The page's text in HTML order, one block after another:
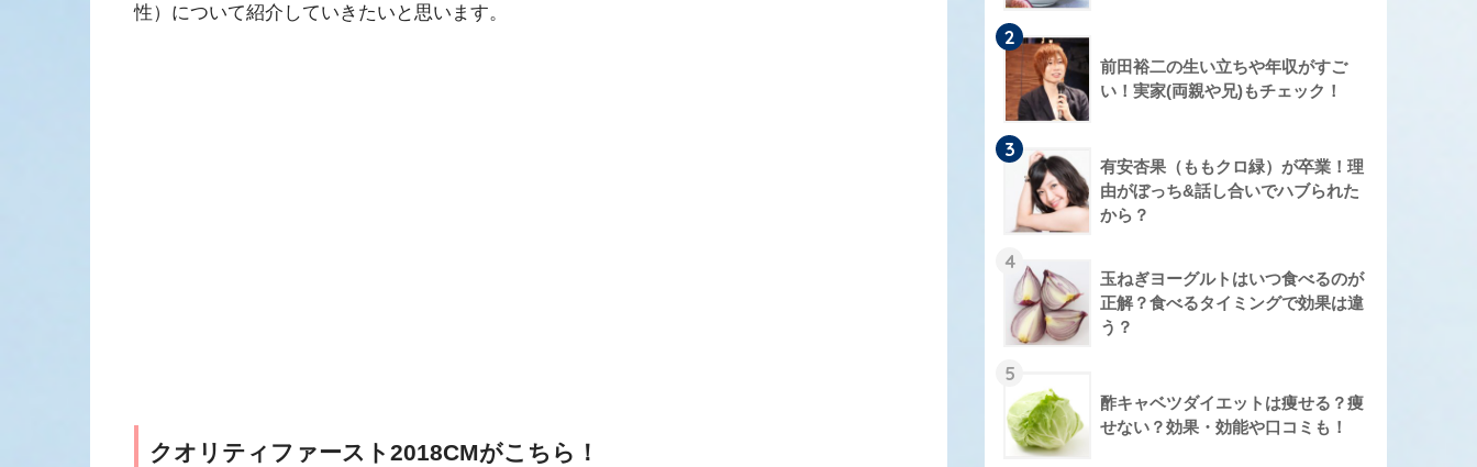
性）について紹介していきたいと思います。
クオリティファースト2018CMがこちら！
2
前田裕二の生い立ちや年収がすご
い！実家(両親や兄)もチェック！
3
有安杏果（ももクロ緑）が卒業！理
由がぼっち&話し合いでハブられた
から？
4
玉ねぎヨーグルトはいつ食べるのが
正解？食べるタイミングで効果は違
う？
5
酢キャベツダイエットは痩せる？痩
せない？効果・効能や口コミも！